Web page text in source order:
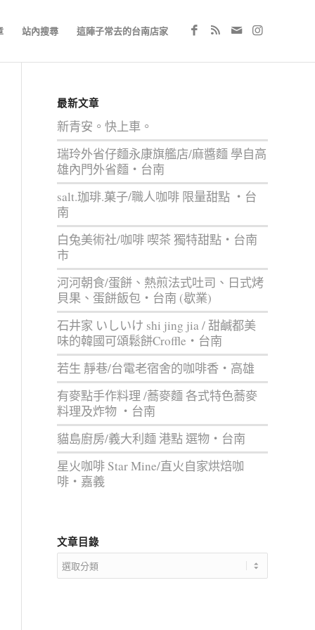
站內搜尋 這陣子常去的台南店家
最新文章
新青安。快上車。
瑞玲外省仔麵永康旗艦店/麻醬麵 學自高
雄內門外省麵‧台南
salt.珈琲.菓子/職人咖啡 限量甜點 ‧台
南
白兔美術社/咖啡 喫茶 獨特甜點‧台南
市
河河朝食/蛋餅、熱煎法式吐司、日式烤
貝果、蛋餅飯包‧台南 (歇業)
石井家 いしいけ shi jing jia / 甜鹹都美
味的韓國可頌鬆餅Croffle‧台南
若生 靜巷/台電老宿舍的咖啡香‧高雄
有麥點手作料理 /蕎麥麵 各式特色蕎麥
料理及炸物 ‧台南
貓島廚房/義大利麵 港點 選物‧台南
星火咖啡 Star Mine/直火自家烘焙咖
啡‧嘉義
文章目錄
文
章